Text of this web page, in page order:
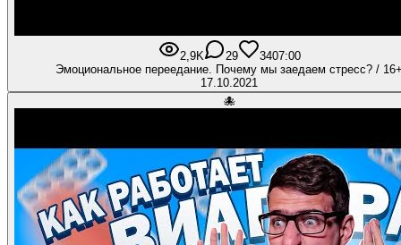
2,9K 29 3407:00
Эмоциональное переедание. Почему мы заедаем стресс? /
17.10.2021
🐙